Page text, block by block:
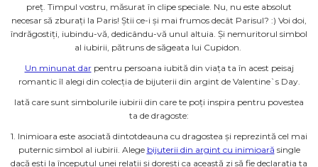
preț. Timpul vostru, măsurat în clipe speciale. Nu, nu este absolut
necesar să zburați la Paris! Știi ce-i și mai frumos decât Parisul? :) Voi doi,
îndrăgostiți, iubindu-vă, dedicându-vă unul altuia. Și nemuritorul simbol
al iubirii, pătruns de săgeata lui Cupidon.
Un minunat darpentru persoana iubită din viața ta în acest peisaj
romantic îl alegi din colecția de bijuterii din argint de Valentine`s Day.
Iată care sunt simbolurile iubirii din care te poți inspira pentru povestea
ta de dragoste:
1. Inimioara este asociată dintotdeauna cu dragostea și reprezintă cel mai
puternic simbol al iubirii. Alege bijuterii din argint cu inimioară single
dacă ești la începutul unei relații și dorești ca această zi să fie declarația ta